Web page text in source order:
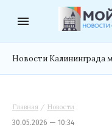
menu
Новости Калининграда
Главная / Новости
30.05.2026 — 10:34